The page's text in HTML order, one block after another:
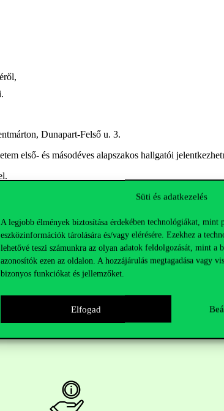
Süti és adatkezelés
A legjobb élmények biztosítása érdekében technológiákat, mint
eszközinformációk tárolására és/vagy elérésére. Ezekhez a
lehetővé teszi számunkra az olyan adatok feldolgozását, mint a
azonosítók ezen az oldalon. A hozzájárulás megtagadása vagy
bizonyos funkciókat és jellemzőket.
Elfogad
Dunapart-Felső u. 3.
első- és másodéves alapszakos hallgatói
.
fel a kapcsolatot a szervezőkkel a hello@evk.hu